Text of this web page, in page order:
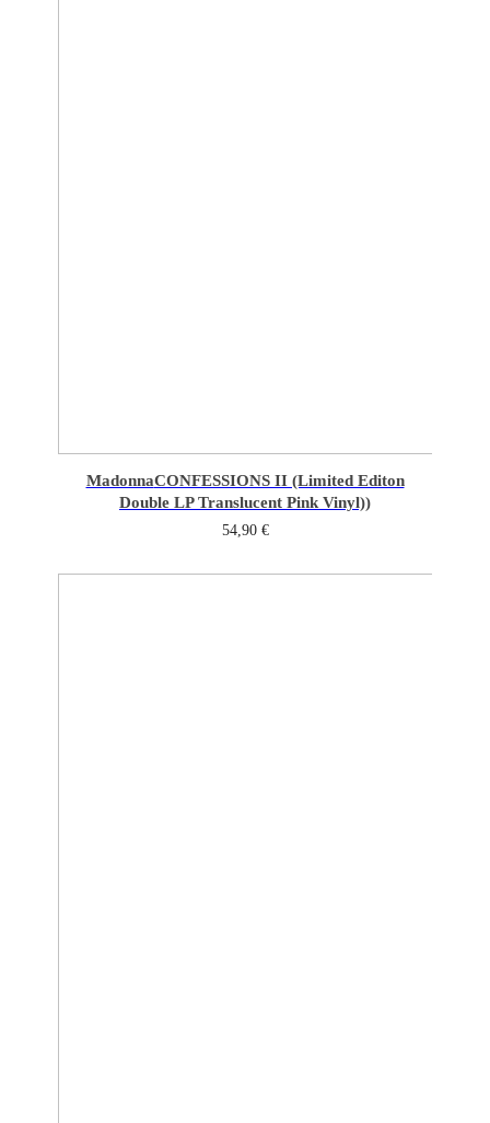
MadonnaCONFESSIONS II (Limited Editon
Double LP Translucent Pink Vinyl))
54,90 €